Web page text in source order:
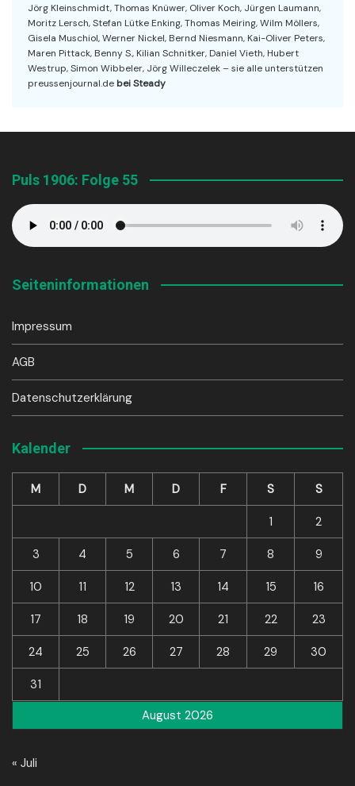
Jörg Kleinschmidt, Thomas Knüwer, Oliver Koch, Jürgen Laumann,
Moritz Lersch, Stefan Lütke Enking, Thomas Meiring, Wilm Möllers,
Gisela Muschiol, Werner Nickel, Bernd Niesmann, Kai-Oliver Peters,
Maren Pittack, Benny S., Kilian Schnitker, Daniel Vieth, Hubert
Westrup, Simon Wibbeler, Jörg Willeczelek – sie alle unterstützen
preussenjournal.de bei Steady
Puls 1906: Folge 55
Seiteninformationen
Impressum
AGB
Datenschutzerklärung
Kalender
August 2026
M D M D F S S
1 2
3 4 5 6 7 8 9
10 11 12 13 14 15 16
17 18 19 20 21 22 23
24 25 26 27 28 29 30
31
« Juli